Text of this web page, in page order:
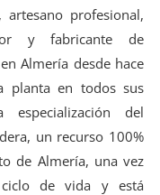
profesional,
y fabricante de
Almería desde hace
planta en todos sus
del
un recurso 100%
de Almería, una vez
de vida y está